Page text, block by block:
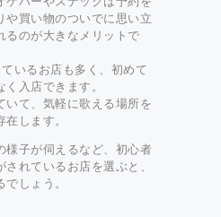
や買い物のついでに思い立
るのが大きなメリットで
いるお店も多く、初めて
入店できます。
いて、気軽に歌える場所を
します。
様子が伺えるなど、初心者
れているお店を選ぶと、
しょう。